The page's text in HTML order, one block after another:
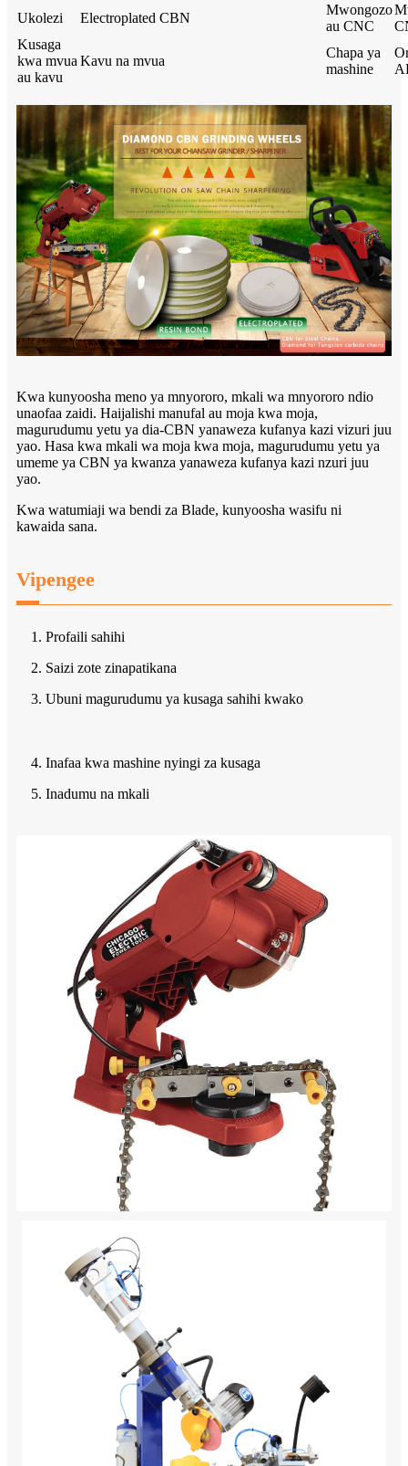
Ukolezi
Electroplated CBN
Mwongozo
au CNC
Kusaga
kwa mvua
au kavu
Kavu na mvua
Chapa ya
mashine
Kwa kunyoosha meno ya mnyororo, mkali wa mnyororo ndio
unaofaa zaidi. Haijalishi manufal au moja kwa moja,
magurudumu yetu ya dia-CBN yanaweza kufanya kazi vizuri juu
yao. Hasa kwa mkali wa moja kwa moja, magurudumu yetu ya
umeme ya CBN ya kwanza yanaweza kufanya kazi nzuri juu
yao.
Kwa watumiaji wa bendi za Blade, kunyoosha wasifu ni
kawaida sana.
Vipengee
1. Profaili sahihi
2. Saizi zote zinapatikana
3. Ubuni magurudumu ya kusaga sahihi kwako
4. Inafaa kwa mashine nyingi za kusaga
5. Inadumu na mkali